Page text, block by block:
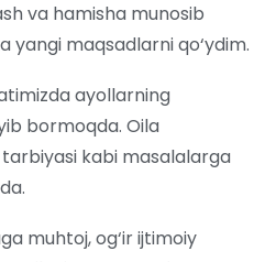
va hamisha munosib
yangi maqsadlarni qo‘ydim.
ayollarning
bormoqda. Oila
kabi masalalarga
muhtoj, og‘ir ijtimoiy